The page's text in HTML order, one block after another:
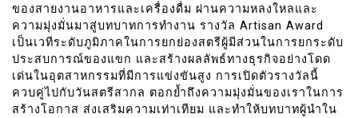
ของสายงานอาหารและเครื่องดื่ม ผ่านความหลงใหลและ
ความมุ่งมั่นมาสู่บทบาทการทำงาน รางวัล Artisan Award
เป็นเวทีระดับภูมิภาคในการยกย่องสตรีผู้มีส่วนในการยกระดับ
ประสบการณ์ของแขก และสร้างผลลัพธ์ทางธุรกิจอย่างโดด
เด่นในอุตสาหกรรมที่มีการแข่งขันสูง การเปิดตัวรางวัลนี้
ควบคู่ไปกับวันสตรีสากล ตอกย้ำถึงความมุ่งมั่นของเราในการ
สร้างโอกาส ส่งเสริมความเท่าเทียม และทำให้บทบาทผู้นำใน